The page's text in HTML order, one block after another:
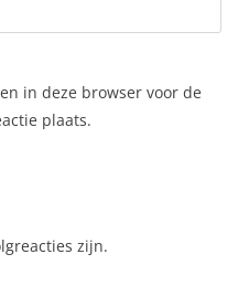
in deze browser voor de
plaats.
zijn.